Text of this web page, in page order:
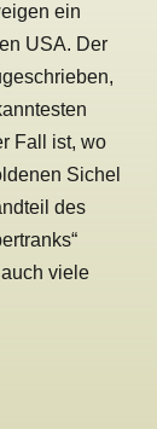
ein
USA. Der
Fall ist, wo
Sichel
des
viele